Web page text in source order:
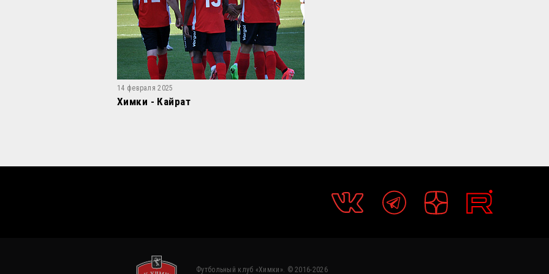
14 февраля 2025
Химки - Кайрат
Футбольный клуб «Химки». © 2016-2026